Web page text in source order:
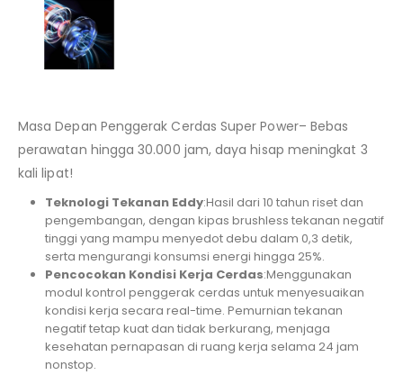
Masa Depan Penggerak Cerdas Super Power– Bebas
perawatan hingga 30.000 jam, daya hisap meningkat 3
kali lipat!
Teknologi Tekanan Eddy:Hasil dari 10 tahun riset dan
pengembangan, dengan kipas brushless tekanan negatif
tinggi yang mampu menyedot debu dalam 0,3 detik,
serta mengurangi konsumsi energi hingga 25%.
Pencocokan Kondisi Kerja Cerdas:Menggunakan
modul kontrol penggerak cerdas untuk menyesuaikan
kondisi kerja secara real-time. Pemurnian tekanan
negatif tetap kuat dan tidak berkurang, menjaga
kesehatan pernapasan di ruang kerja selama 24 jam
nonstop.